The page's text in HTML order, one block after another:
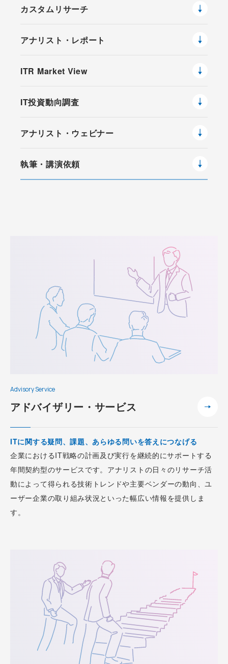
カスタムリサーチ
アナリスト・レポート
ITR Market View
IT投資動向調査
アナリスト・ウェビナー
執筆・講演依頼
Advisory Service
アドバイザリー・サービス
ITに関する疑問、課題、あらゆる問いを答えにつなげる
企業におけるIT戦略の計画及び実行を継続的にサポートする
年間契約型のサービスです。アナリストの日々のリサーチ活
動によって得られる技術トレンドや主要ベンダーの動向、ユ
ーザー企業の取り組み状況といった幅広い情報を提供しま
す。